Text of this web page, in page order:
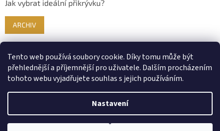
Tento web používá soubory cookie. Díky tomu může být
přehlednější a příjemnější pro uživatele. Dalším procházením
tohoto webu vyjadřujete souhlas s jejich používáním.
Nastavení
Jak vybrat ideální přikrývku?
ARCHIV
Vytvořil Shoptet